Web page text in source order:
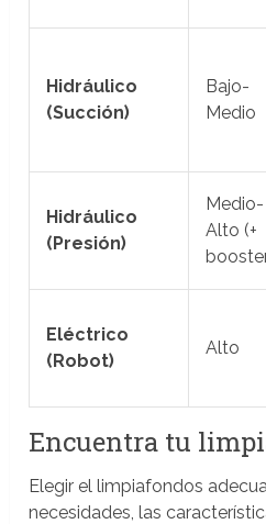
Hidráulico
(Succión)
Bajo-
Medio
Hidráulico
(Presión)
Medio-
Alto (+
Eléctrico
(Robot)
Alto
Encuentra tu
Elegir el limpiafondos
necesidades, las